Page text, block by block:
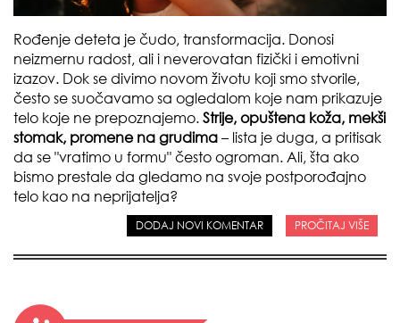
Rođenje deteta je čudo, transformacija. Donosi
neizmernu radost, ali i neverovatan fizički i emotivni
izazov. Dok se divimo novom životu koji smo stvorile,
često se suočavamo sa ogledalom koje nam prikazuje
telo koje ne prepoznajemo. Strije, opuštena koža, mekši
stomak, promene na grudima– lista je duga, a pritisak
da se "vratimo u formu" često ogroman. Ali, šta ako
bismo prestale da gledamo na svoje postporođajno
telo kao na neprijatelja?
DODAJ NOVI KOMENTAR PROČITAJ VIŠE